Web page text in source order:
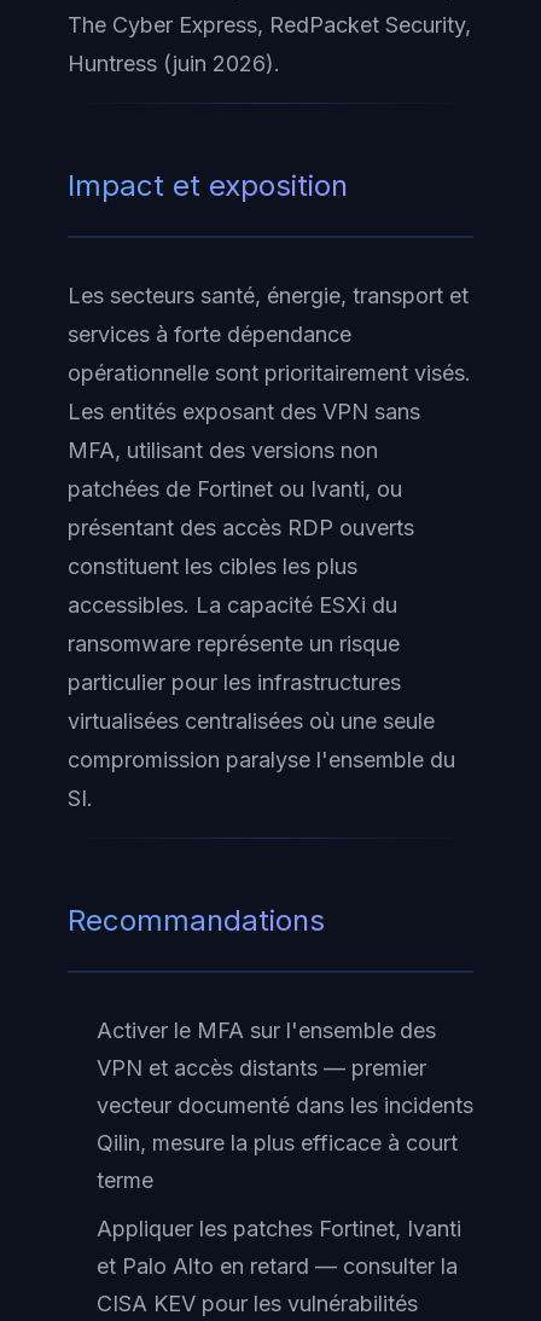
The Cyber Express, RedPacket Security,
Huntress (juin 2026).
Impact et exposition
Les secteurs santé, énergie, transport et
services à forte dépendance
opérationnelle sont prioritairement visés.
Les entités exposant des VPN sans
MFA, utilisant des versions non
patchées de Fortinet ou Ivanti, ou
présentant des accès RDP ouverts
constituent les cibles les plus
accessibles. La capacité ESXi du
ransomware représente un risque
particulier pour les infrastructures
virtualisées centralisées où une seule
compromission paralyse l'ensemble du
SI.
Recommandations
Activer le MFA sur l'ensemble des
VPN et accès distants — premier
vecteur documenté dans les incidents
Qilin, mesure la plus efficace à court
terme
Appliquer les patches Fortinet, Ivanti
et Palo Alto en retard — consulter la
CISA KEV pour les vulnérabilités